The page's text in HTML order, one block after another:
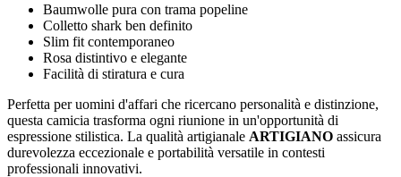
Baumwolle pura con trama popeline
Colletto shark ben definito
Slim fit contemporaneo
Rosa distintivo e elegante
Facilità di stiratura e cura
Perfetta per uomini d'affari che ricercano personalità e distinzione,
questa camicia trasforma ogni riunione in un'opportunità di
espressione stilistica. La qualità artigianale ARTIGIANO assicura
durevolezza eccezionale e portabilità versatile in contesti
professionali innovativi.